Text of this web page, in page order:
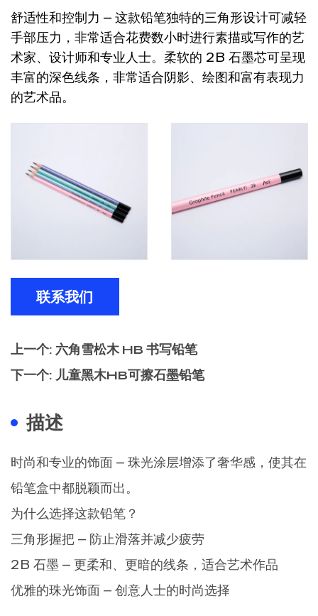
舒适性和控制力 – 这款铅笔独特的三角形设计可减轻
手部压力，非常适合花费数小时进行素描或写作的艺
术家、设计师和专业人士。柔软的 2B 石墨芯可呈现
丰富的深色线条，非常适合阴影、绘图和富有表现力
的艺术品。
联系我们
上一个: 六角雪松木 HB 书写铅笔
下一个: 儿童黑木HB可擦石墨铅笔
描述
时尚和专业的饰面 – 珠光涂层增添了奢华感，使其在
铅笔盒中都脱颖而出。
为什么选择这款铅笔？
三角形握把 – 防止滑落并减少疲劳
2B 石墨 – 更柔和、更暗的线条，适合艺术作品
优雅的珠光饰面 – 创意人士的时尚选择